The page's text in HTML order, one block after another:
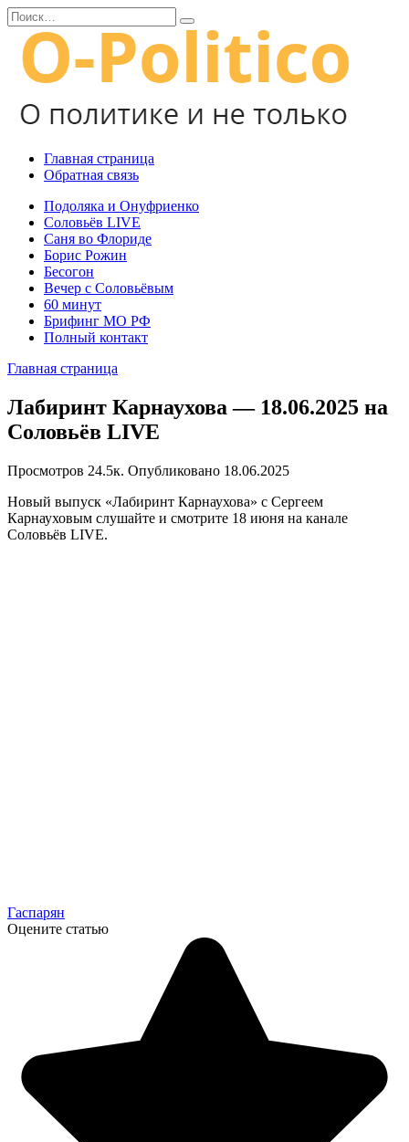
Перейти
к
содержанию
Search
for:
Главная страница
Обратная связь
Подоляка и Онуфриенко
Соловьёв LIVE
Саня во Флориде
Борис Рожин
Бесогон
Вечер с Соловьёвым
60 минут
Брифинг МО РФ
Полный контакт
Главная страница
Лабиринт Карнаухова — 18.06.2025 на
Соловьёв LIVE
Просмотров 24.5к. Опубликовано 18.06.2025
Новый выпуск «Лабиринт Карнаухова» с Сергеем
Карнауховым слушайте и смотрите 18 июня на канале
Соловьёв LIVE.
Гаспарян
Оцените статью